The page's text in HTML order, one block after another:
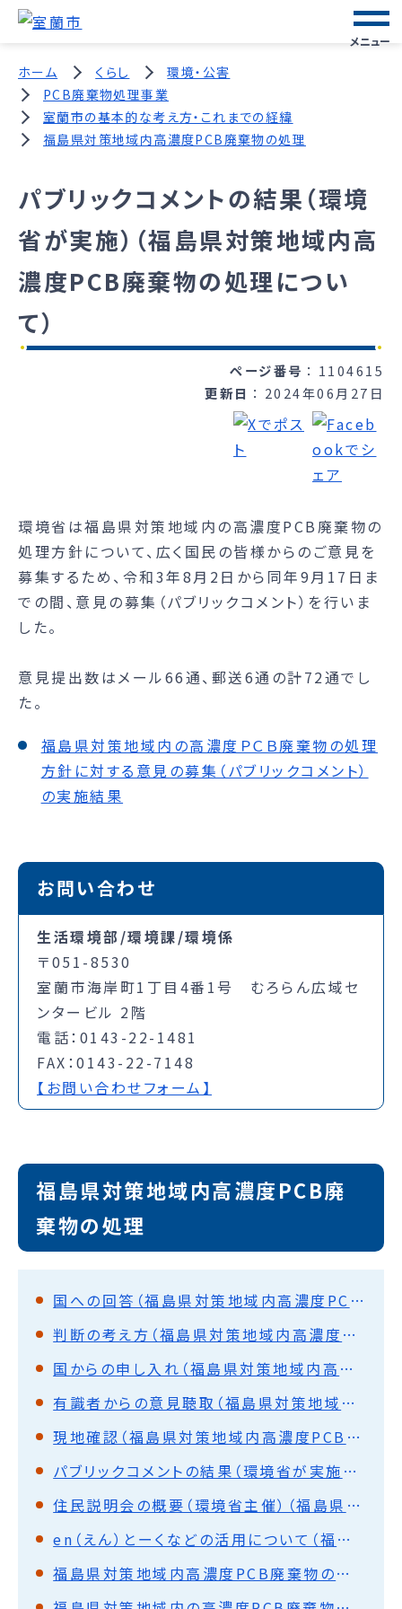
メニュー
ホーム くらし
環境・公害
PCB廃棄物処理事業
室蘭市の基本的な考え方・これまでの経緯
福島県対策地域内高濃度PCB廃棄物の処理
パブリックコメントの結果（環境
省が実施）（福島県対策地域内高
濃度PCB廃棄物の処理につい
て）
ページ番号
1104615
更新日
2024年06月27日
環境省は福島県対策地域内の高濃度PCB廃棄物の
処理方針について、広く国民の皆様からのご意見を
募集するため、令和3年8月2日から同年9月17日ま
での間、意見の募集（パブリックコメント）を行いま
した。
意見提出数はメール66通、郵送6通の計72通でし
た。
福島県対策地域内の高濃度ＰＣＢ廃棄物の処理
方針に対する意見の募集（パブリックコメント）
の実施結果
お問い合わせ
生活環境部/環境課/環境係
〒051-8530
室蘭市海岸町1丁目4番1号 むろらん広域セ
ンタービル 2階
電話：0143-22-1481
FAX：0143-22-7148
【お問い合わせフォーム】
福島県対策地域内高濃度PCB廃
棄物の処理
国への回答（福島県対策地域内高濃度PCB廃棄物の処理について）
判断の考え方（福島県対策地域内高濃度PCB廃棄物の処理について）
国からの申し入れ（福島県対策地域内高濃度PCB廃棄物の処理について）
有識者からの意見聴取（福島県対策地域内高濃度PCB廃棄物の処理について）
現地確認（福島県対策地域内高濃度PCB廃棄物の処理について）
パブリックコメントの結果（環境省が実施）（福島県対策地域内高濃度PCB廃棄物の処理について）
住民説明会の概要（環境省主催）（福島県対策地域内高濃度PCB廃棄物の処理について）
en（えん）とーくなどの活用について（福島県対策地域内高濃度PCB廃棄物の処理について）
福島県対策地域内高濃度PCB廃棄物の処理前後の空間線量率等について